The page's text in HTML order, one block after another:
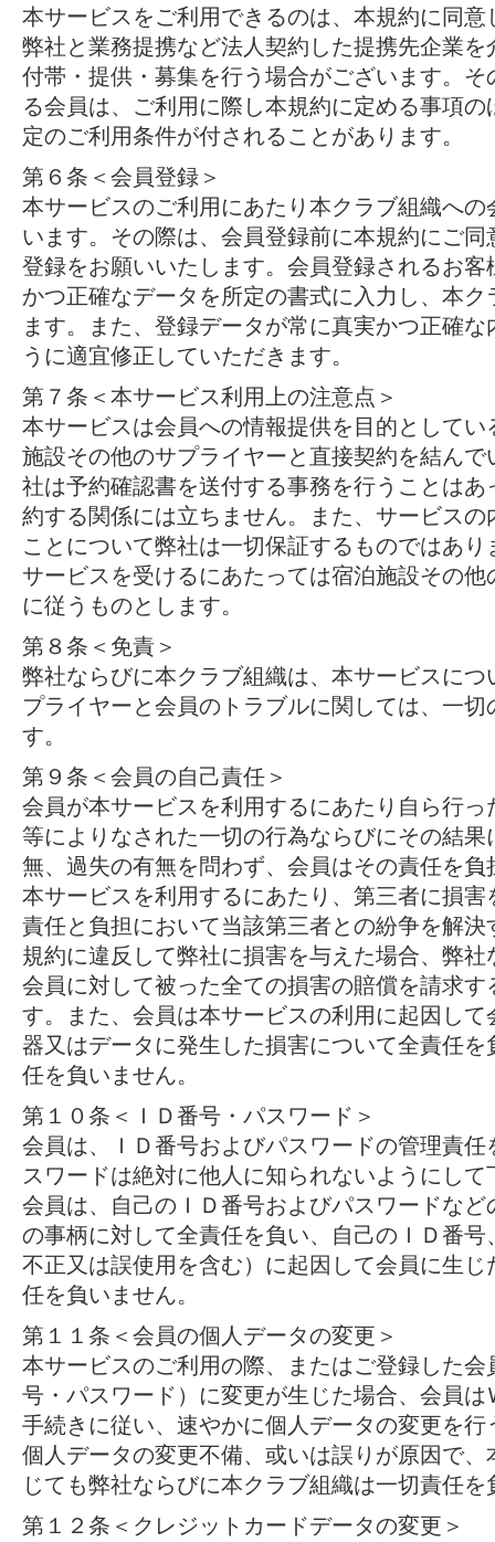
本サービスをご利用できるのは、本規約に同
弊社と業務提携など法人契約した提携先企業
付帯・提供・募集を行う場合がございます。
る会員は、ご利用に際し本規約に定める事項
定のご利用条件が付されることがあります。
第６条＜会員登録＞
本サービスのご利用にあたり本クラブ組織へ
います。その際は、会員登録前に本規約にご
登録をお願いいたします。会員登録されるお
かつ正確なデータを所定の書式に入力し、本
ます。また、登録データが常に真実かつ正確
うに適宜修正していただきます。
第７条＜本サービス利用上の注意点＞
本サービスは会員への情報提供を目的として
施設その他のサプライヤーと直接契約を結ん
社は予約確認書を送付する事務を行うことは
約する関係には立ちません。また、サービス
ことについて弊社は一切保証するものではあ
サービスを受けるにあたっては宿泊施設その
に従うものとします。
第８条＜免責＞
弊社ならびに本クラブ組織は、本サービスに
プライヤーと会員のトラブルに関しては、一
す。
第９条＜会員の自己責任＞
会員が本サービスを利用するにあたり自ら行
等によりなされた一切の行為ならびにその結
無、過失の有無を問わず、会員はその責任を
本サービスを利用するにあたり、第三者に損
責任と負担において当該第三者との紛争を解
規約に違反して弊社に損害を与えた場合、弊
会員に対して被った全ての損害の賠償を請求
す。また、会員は本サービスの利用に起因し
器又はデータに発生した損害について全責任
任を負いません。
第１０条＜ＩＤ番号・パスワード＞
会員は、ＩＤ番号およびパスワードの管理責
スワードは絶対に他人に知られないようにして
会員は、自己のＩＤ番号およびパスワードな
の事柄に対して全責任を負い、自己のＩＤ番
不正又は誤使用を含む）に起因して会員に生
任を負いません。
第１１条＜会員の個人データの変更＞
本サービスのご利用の際、またはご登録した
号・パスワード）に変更が生じた場合、会員
手続きに従い、速やかに個人データの変更を
個人データの変更不備、或いは誤りが原因で
じても弊社ならびに本クラブ組織は一切責任を
第１２条＜クレジットカードデータの変更＞